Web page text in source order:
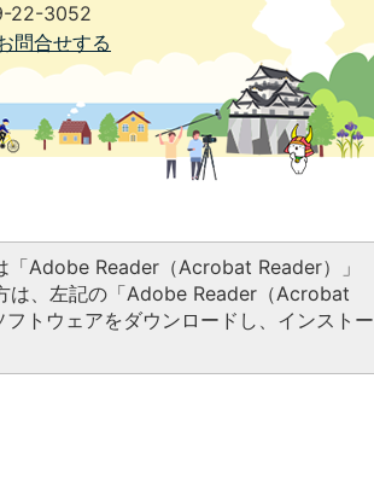
22-3052
問合せする
「Adobe Reader（Acrobat Reader）」
は、左記の「Adobe Reader（Acrobat
トウェアをダウンロードし、インストー